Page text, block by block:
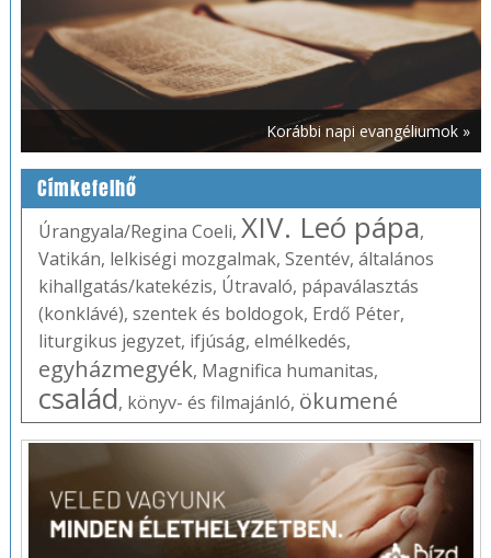
Korábbi napi evangéliumok »
Címkefelhő
Úrangyala/Regina Coeli, XIV. Leó pápa,
Vatikán, lelkiségi mozgalmak, Szentév, általános
kihallgatás/katekézis, Útravaló, pápaválasztás
(konklávé), szentek és boldogok, Erdő Péter,
liturgikus jegyzet, ifjúság, elmélkedés,
egyházmegyék, Magnifica humanitas,
család, könyv- és filmajánló, ökumené